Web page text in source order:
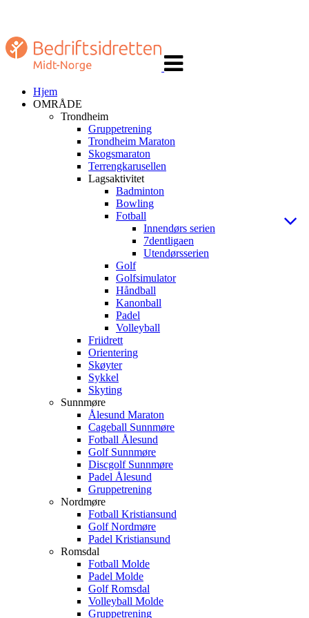
navigasjon
Hjem
OMRÅDE
Trondheim
Gruppetrening
Trondheim Maraton
Skogsmaraton
Terrengkarusellen
Lagsaktivitet
Badminton
Bowling
Fotball
Innendørs serien
7dentligaen
Utendørsserien
Golf
Golfsimulator
Håndball
Kanonball
Padel
Volleyball
Friidrett
Orientering
Skøyter
Sykkel
Skyting
Sunnmøre
Ålesund Maraton
Cageball Sunnmøre
Fotball Ålesund
Golf Sunnmøre
Discgolf Sunnmøre
Padel Ålesund
Gruppetrening
Nordmøre
Fotball Kristiansund
Golf Nordmøre
Padel Kristiansund
Romsdal
Fotball Molde
Padel Molde
Golf Romsdal
Volleyball Molde
Gruppetrening